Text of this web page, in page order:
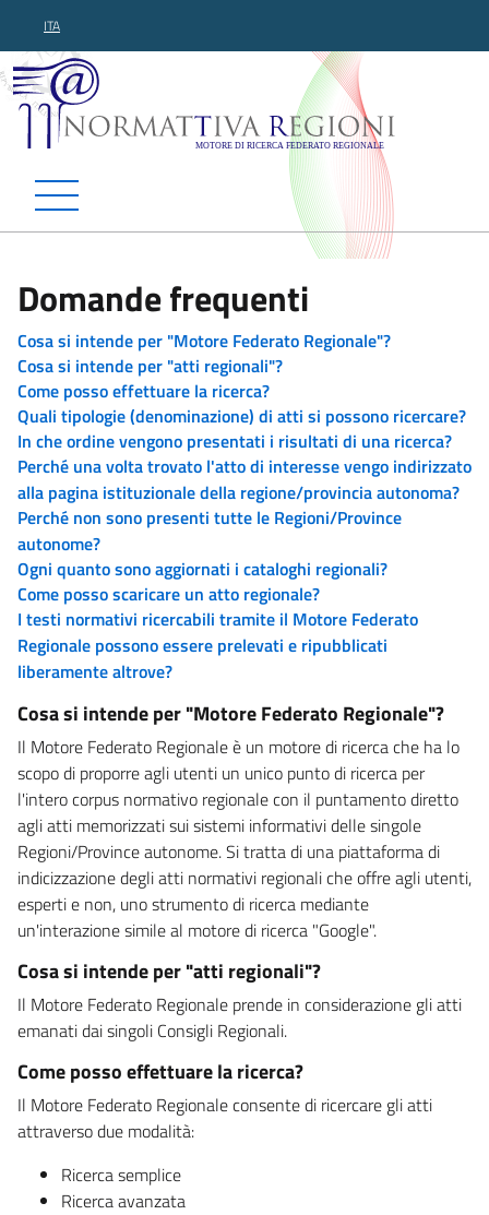
ITA
Normattiva Regioni -
Domande frequenti
Cosa si intende per "Motore Federato Regionale"?
Cosa si intende per "atti regionali"?
Come posso effettuare la ricerca?
Quali tipologie (denominazione) di atti si possono ricercare?
In che ordine vengono presentati i risultati di una ricerca?
Perché una volta trovato l'atto di interesse vengo indirizzato
alla pagina istituzionale della regione/provincia autonoma?
Perché non sono presenti tutte le Regioni/Province
autonome?
Ogni quanto sono aggiornati i cataloghi regionali?
Come posso scaricare un atto regionale?
I testi normativi ricercabili tramite il Motore Federato
Regionale possono essere prelevati e ripubblicati
liberamente altrove?
Cosa si intende per "Motore Federato Regionale"?
Il Motore Federato Regionale è un motore di ricerca che ha lo
scopo di proporre agli utenti un unico punto di ricerca per
l'intero corpus normativo regionale con il puntamento diretto
agli atti memorizzati sui sistemi informativi delle singole
Regioni/Province autonome. Si tratta di una piattaforma di
indicizzazione degli atti normativi regionali che offre agli utenti,
esperti e non, uno strumento di ricerca mediante
un'interazione simile al motore di ricerca "Google".
Cosa si intende per "atti regionali"?
Il Motore Federato Regionale prende in considerazione gli atti
emanati dai singoli Consigli Regionali.
Come posso effettuare la ricerca?
Il Motore Federato Regionale consente di ricercare gli atti
attraverso due modalità:
Ricerca semplice
Ricerca avanzata